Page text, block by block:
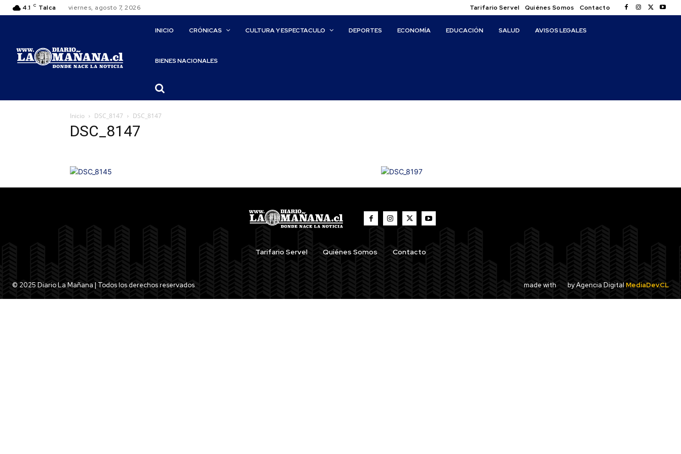
4.1 C Talca viernes, agosto 7, 2026 Tarifario Servel Quiénes Somos Contacto
INICIO CRÓNICAS CULTURA Y ESPECTACULO DEPORTES ECONOMÍA EDUCACIÓN SALUD AVISOS LEGALES
BIENES NACIONALES
Inicio DSC_8147 DSC_8147
DSC_8147
Tarifario Servel Quiénes Somos Contacto
© 2025 Diario La Mañana | Todos los derechos reservados made with by Agencia Digital MediaDev.CL